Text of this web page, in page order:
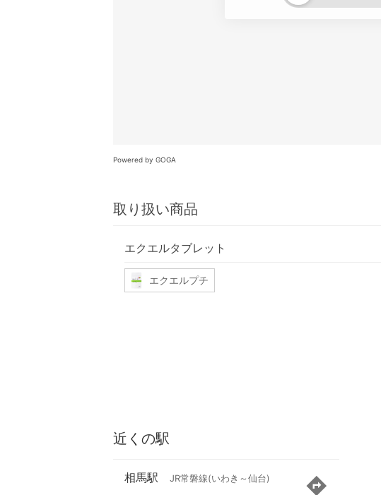
Powered by GOGA
取り扱い商品
エクエルタブレット
エクエルプチ
近くの駅
相馬駅 JR常磐線(いわき～仙台)